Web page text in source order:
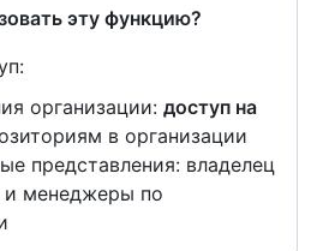
эту функцию?
организации: доступ на
в организации
представления: владелец
и менеджеры по